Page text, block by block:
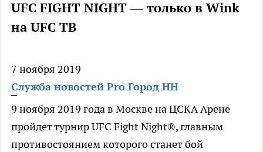
UFC FIGHT NIGHT — только в Wink
на UFC ТВ
7 ноября 2019
Служба новостей Pro Город НН
9 ноября 2019 года в Москве на ЦСКА Арене
пройдет турнир UFC Fight Night®, главным
противостоянием которого станет бой